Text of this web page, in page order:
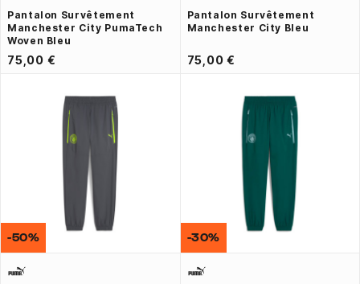
Pantalon Survêtement
Manchester City PumaTech
Woven Bleu
75,00 €
Pantalon Survêtement
Manchester City Bleu
75,00 €
-50% -30%